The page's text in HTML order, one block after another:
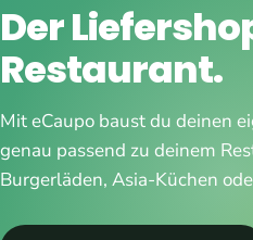
Der
Restaurant.
Mit eCaupo baust du deinen
genau passend zu deinem
Burgerläden, Asia-Küchen